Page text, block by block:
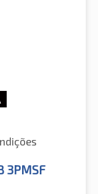
3PMSF